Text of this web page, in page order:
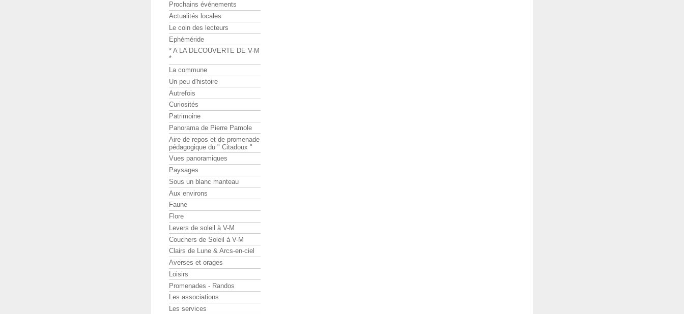
Prochains événements
Actualités locales
Le coin des lecteurs
Ephéméride
* A LA DECOUVERTE DE V-M
*
La commune
Un peu d'histoire
Autrefois
Curiosités
Patrimoine
Panorama de Pierre Pamole
Aire de repos et de promenade
pédagogique du " Citadoux "
Vues panoramiques
Paysages
Sous un blanc manteau
Aux environs
Faune
Flore
Levers de soleil à V-M
Couchers de Soleil à V-M
Clairs de Lune & Arcs-en-ciel
Averses et orages
Loisirs
Promenades - Randos
Les associations
Les services